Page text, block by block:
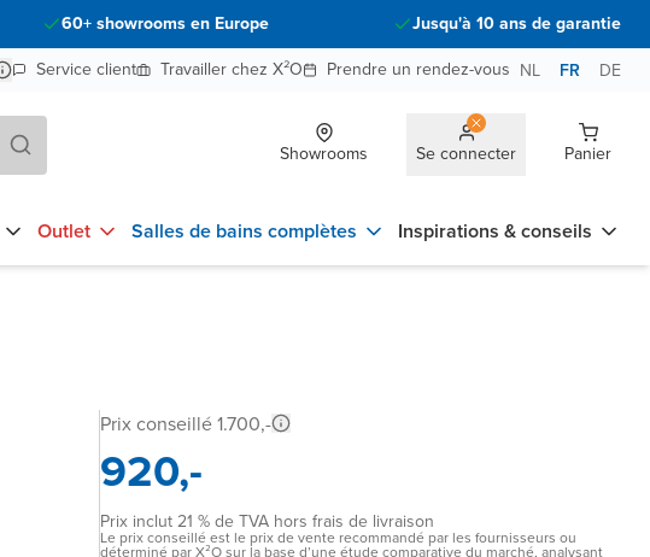
60+ showrooms en Europe
Jusqu'à 10 ans de garantie
Service client Travailler chez X²O Prendre un rendez-vous NL FR DE
Showrooms Se connecter Panier
Outlet Salles de bains complètes Inspirations & conseils
Prix conseillé 1.700,-
920,-
Prix inclut 21 % de TVA hors frais de livraison
Le prix conseillé est le prix de vente recommandé par les fournisseurs ou
déterminé par X²O sur la base d’une étude comparative du marché, analysant